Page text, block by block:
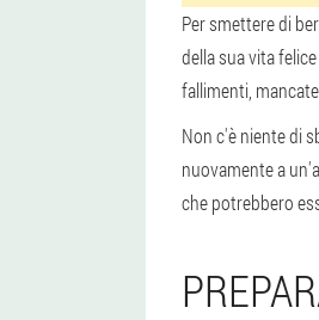
Per smettere di
della sua vita
fallimenti,
Non c'è niente di
nuovamente a
che potrebbero